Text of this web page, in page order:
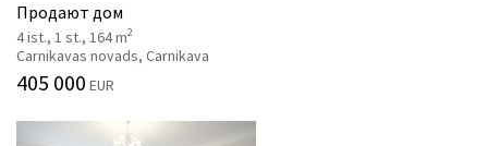
Продают дом
4 ist., 1 st., 164 m2
Carnikavas novads, Carnikava
405 000 EUR